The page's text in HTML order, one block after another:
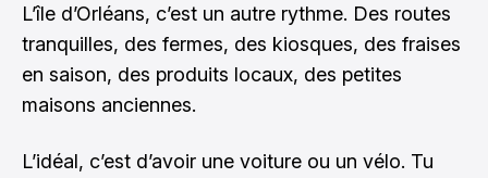
L’île d’Orléans, c’est un autre rythme. Des routes
tranquilles, des fermes, des kiosques, des fraises
en saison, des produits locaux, des petites
maisons anciennes.
L’idéal, c’est d’avoir une voiture ou un vélo. Tu